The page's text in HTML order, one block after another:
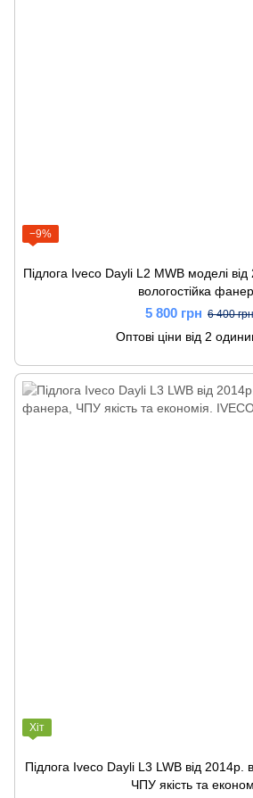
−9%
Підлога Iveco Dayli L2 MWB моделі
вологостійка
5 800 грн 6 400 грн
Оптові ціни від 2
Хіт
Підлога Iveco Dayli L3 LWB від 2014р.
ЧПУ якість та